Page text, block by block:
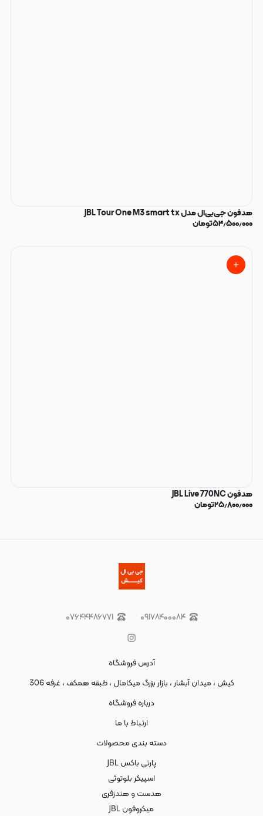
هدفون جی‌بی‌ال مدل JBL Tour One M3 smart tx
۵۴٫۵۰۰٫۰۰۰تومان
هدفون JBL Live 770NC
۲۵٫۸۰۰٫۰۰۰تومان
۰۹۱۷۸۴۰۰۰۸۴ ۰۷۶۴۴۴۸۶۷۷۱
آدرس فروشگاه
کیش ، میدان آبشار ، بازار بزرگ میکامال ، طبقه همکف ، غرفه 306
درباره فروشگاه
ارتباط با ما
دسته بندی محصولات
پارتی باکس JBL
اسپیکر بلوتوثی
هدست و هندزفری
میکروفون JBL